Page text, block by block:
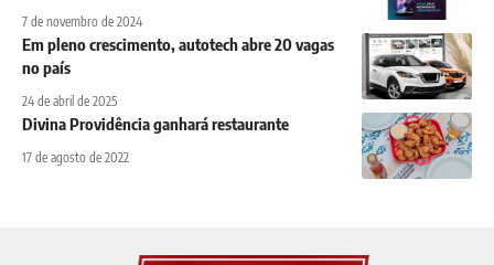
7 de novembro de 2024
Em pleno crescimento, autotech abre 20 vagas
no país
24 de abril de 2025
Divina Providência ganhará restaurante
17 de agosto de 2022